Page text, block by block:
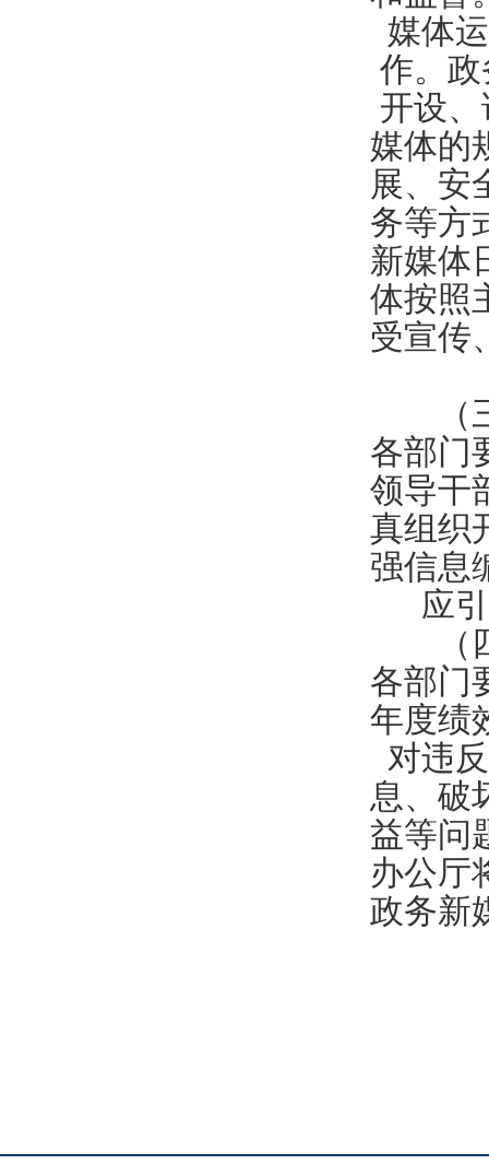
媒体
作。
开设
媒体的
展、安
务等方
新媒体
体按照
受宣传
（三
各部门
领导干
真组织
强信息
应
（四
各部门
年度绩
对违
息、破
益等问
办公厅
政务新